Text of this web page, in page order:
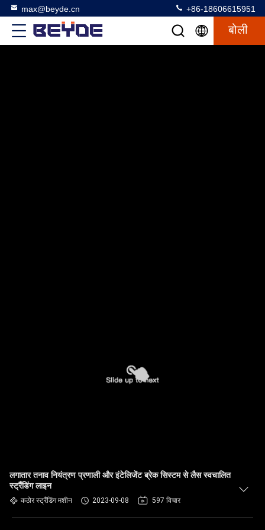
max@beyde.cn +86-18606615951
बोली
लगातार तनाव नियंत्रण प्रणाली और इंटेलिजेंट ब्रेक सिस्टम से लैस स्वचालित
स्ट्रैंडिंग लाइन
कठोर स्ट्रैंडिंग मशीन 2023-09-08 597 विचार